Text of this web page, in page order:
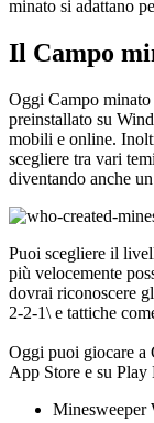
minato si adattano
Il Campo
Oggi Campo
preinstallato su
mobili e online.
scegliere tra vari
diventando anche
Puoi scegliere il
più velocemente
dovrai riconoscere
2-2-1\ e tattiche
Oggi puoi giocare a
App Store e su
Minesweeper